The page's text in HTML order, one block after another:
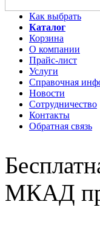
Как выбрать
Каталог
Корзина
О компании
Прайс-лист
Услуги
Справочная
Новости
Сотрудничество
Контакты
Обратная связь
МКАД